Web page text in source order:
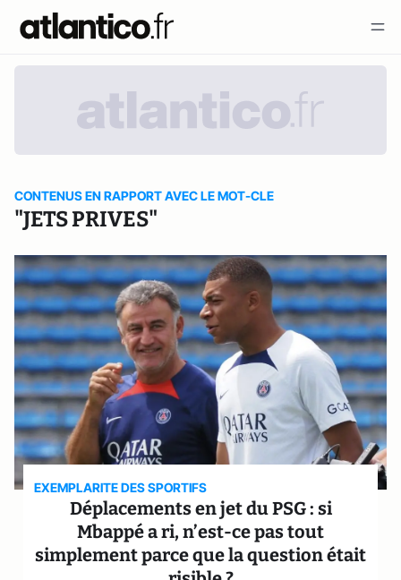
CONTENUS EN RAPPORT AVEC LE MOT-CLE
"JETS PRIVES"
EXEMPLARITE DES SPORTIFS
Déplacements en jet du PSG : si
Mbappé a ri, n’est-ce pas tout
simplement parce que la question était